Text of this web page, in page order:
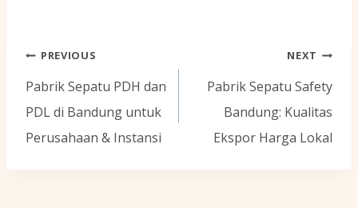
Navigasi
pos
PREVIOUS
Pabrik Sepatu PDH dan
PDL di Bandung untuk
Perusahaan & Instansi
NEXT
Pabrik Sepatu Safety
Bandung: Kualitas
Ekspor Harga Lokal